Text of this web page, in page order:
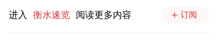
进入 衡水速览 阅读更多内容 订阅